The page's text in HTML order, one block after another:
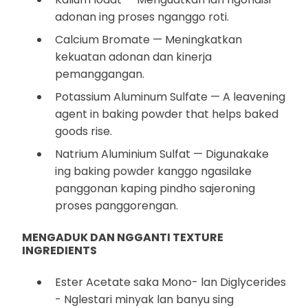
adonan ing proses nganggo roti.
Calcium Bromate — Meningkatkan
kekuatan adonan dan kinerja
pemanggangan.
Potassium Aluminum Sulfate — A leavening
agent in baking powder that helps baked
goods rise.
Natrium Aluminium Sulfat — Digunakake
ing baking powder kanggo ngasilake
panggonan kaping pindho sajeroning
proses panggorengan.
MENGADUK DAN NGGANTI TEXTURE
INGREDIENTS
Ester Acetate saka Mono- lan Diglycerides
- Nglestari minyak lan banyu sing